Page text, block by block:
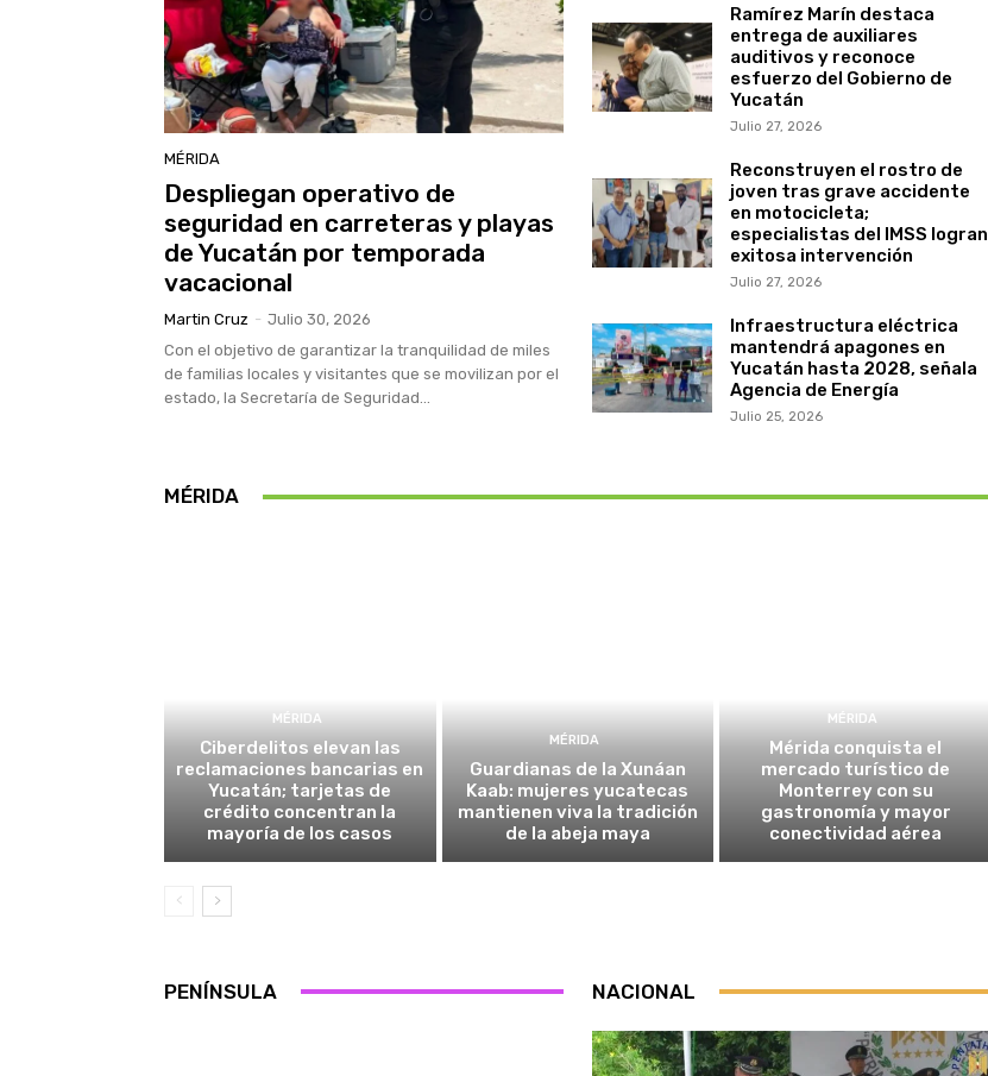
MÉRIDA
Despliegan operativo de
seguridad en carreteras y playas
de Yucatán por temporada
vacacional
Martin Cruz - Julio 30, 2026
Con el objetivo de garantizar la tranquilidad de miles
de familias locales y visitantes que se movilizan por el
estado, la Secretaría de Seguridad...
Ramírez Marín destaca
entrega de auxiliares
auditivos y reconoce
esfuerzo del Gobierno de
Yucatán
Julio 27, 2026
Reconstruyen el rostro de
joven tras grave accidente
en motocicleta;
especialistas del IMSS logran
exitosa intervención
Julio 27, 2026
Infraestructura eléctrica
mantendrá apagones en
Yucatán hasta 2028, señala
Agencia de Energía
Julio 25, 2026
MÉRIDA
MÉRIDA
Ciberdelitos elevan las
reclamaciones bancarias en
Yucatán; tarjetas de
crédito concentran la
mayoría de los casos
MÉRIDA
Guardianas de la Xunáan
Kaab: mujeres yucatecas
mantienen viva la tradición
de la abeja maya
MÉRIDA
Mérida conquista el
mercado turístico de
Monterrey con su
gastronomía y mayor
conectividad aérea
PENÍNSULA NACIONAL